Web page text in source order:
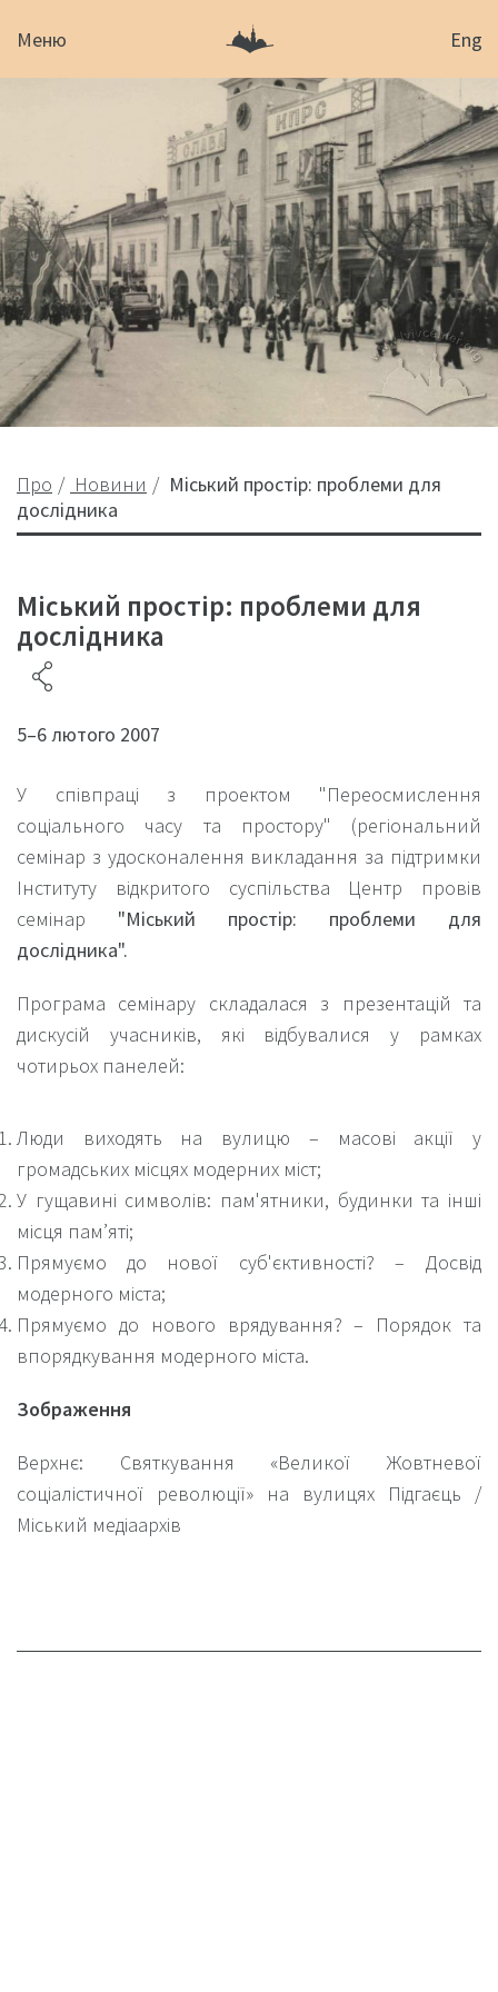
Меню Eng
Про Новини
Міський простір: проблеми для
дослідника
Міський простір: проблеми для
дослідника
5–6 лютого 2007
У співпраці з проектом "Переосмислення
соціального часу та простору" (регіональний
семінар з удосконалення викладання за підтримки
Інституту відкритого суспільства Центр провів
семінар "Міський простір: проблеми для
дослідника".
Програма семінару складалася з презентацій та
дискусій учасників, які відбувалися у рамках
чотирьох панелей:
Люди виходять на вулицю – масові акції у
громадських місцях модерних міст;
У гущавині символів: пам'ятники, будинки та інші
місця пам’яті;
Прямуємо до нової суб'єктивності? – Досвід
модерного міста;
Прямуємо до нового врядування? – Порядок та
впорядкування модерного міста.
Зображення
Верхнє: Святкування «Великої Жовтневої
соціалістичної революції» на вулицях Підгаєць /
Міський медіаархів